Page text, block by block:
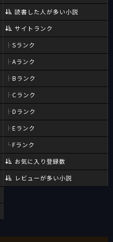
読書した人が多い小説
サイトランク
Sランク
Aランク
Bランク
Cランク
Dランク
Eランク
Fランク
お気に入り登録数
レビューが多い小説